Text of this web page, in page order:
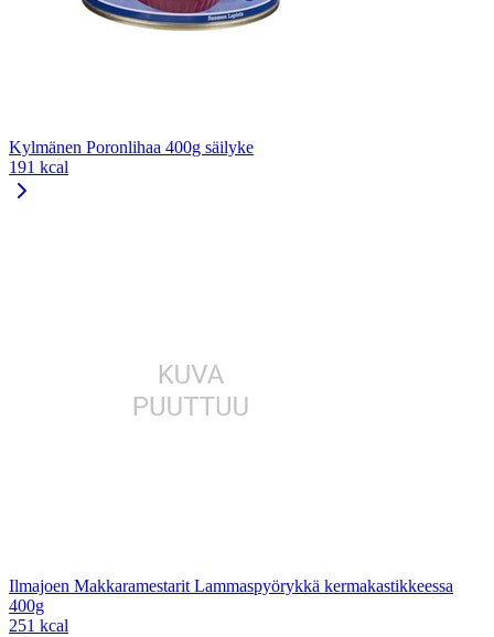
Kylmänen Poronlihaa 400g säilyke
191 kcal
Ilmajoen Makkaramestarit Lammaspyörykkä kermakastikkeessa
400g
251 kcal